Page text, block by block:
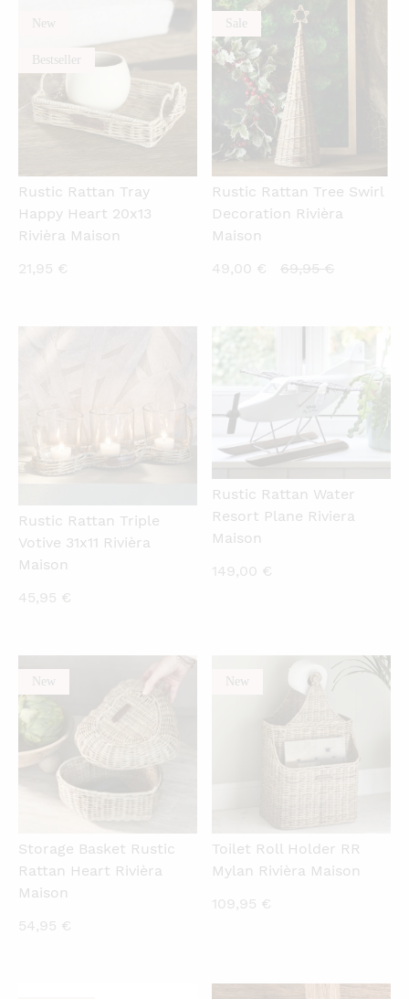
New
Bestseller
Rustic Rattan Tray
Happy Heart 20x13
Rivièra Maison
21,95 €
Sale QUICKVIEW
Rustic Rattan Tree Swirl
Decoration Rivièra
Maison
49,00 €
Current
69,95€Original
69,95 €.
Rustic Rattan Triple
Votive 31x11 Rivièra
Maison
45,95 €
Rustic Rattan Water
Resort Plane Riviera
Maison
149,00 €
New
Storage Basket Rustic
Rattan Heart Rivièra
Maison
54,95 €
New QUICKVIEW
Toilet Roll Holder RR
Mylan Rivièra Maison
109,95 €